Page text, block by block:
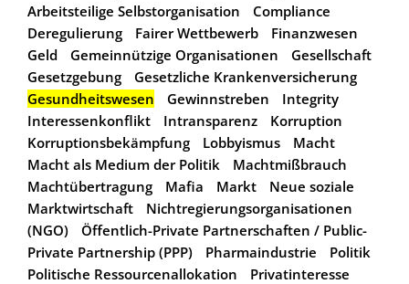
Arbeitsteilige Selbstorganisation
Compliance
Deregulierung
Fairer Wettbewerb
Finanzwesen
Geld
Gemeinnützige Organisationen
Gesellschaft
Gesetzgebung
Gesetzliche Krankenversicherung
Gesundheitswesen
Gewinnstreben
Integrity
Interessenkonflikt
Intransparenz
Korruption
Korruptionsbekämpfung
Lobbyismus
Macht
Macht als Medium der Politik
Machtmißbrauch
Machtübertragung
Mafia Markt
Neue soziale
Marktwirtschaft
Nichtregierungsorganisationen
(NGO)
Öffentlich-Private Partnerschaften / Public-
Private Partnership (PPP)
Pharmaindustrie
Politik
Politische Ressourcenallokation
Privatinteresse